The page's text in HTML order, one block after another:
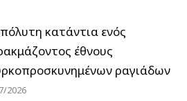
κατάντια ενός
έθνους
ραγιάδων
2026